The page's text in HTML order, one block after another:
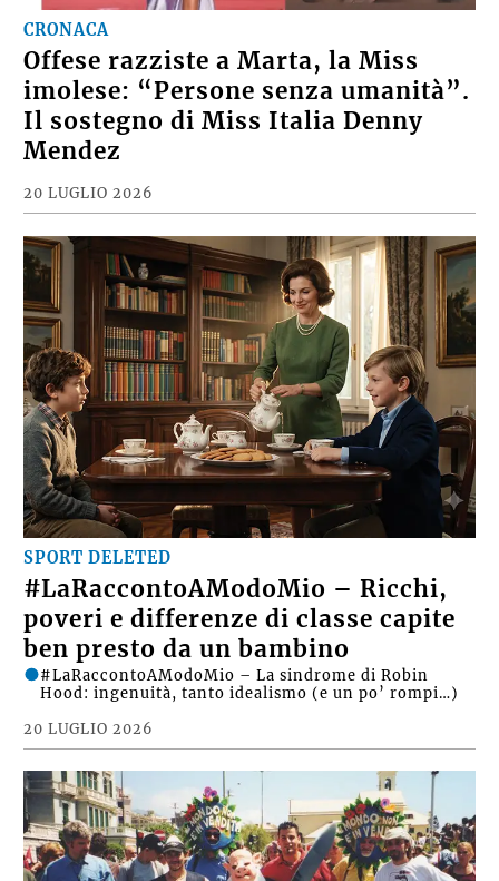
CRONACA
Offese razziste a Marta, la Miss
imolese: “Persone senza umanità”.
Il sostegno di Miss Italia Denny
Mendez
20 LUGLIO 2026
SPORT DELETED
#LaRaccontoAModoMio – Ricchi,
poveri e differenze di classe capite
ben presto da un bambino
20 LUGLIO 2026
#LaRaccontoAModoMio – La sindrome di Robin
Hood: ingenuità, tanto idealismo (e un po’ rompi…)